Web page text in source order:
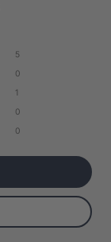
5
0
1
0
0